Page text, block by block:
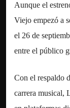
Aunque el
Viejo empezó a
el 26 de
entre el público
Con el respaldo
carrera musical,